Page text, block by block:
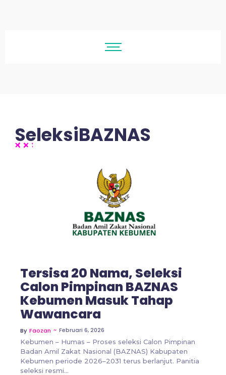
SeleksiBAZNAS
No Comments
Tersisa 20 Nama, Seleksi
Calon Pimpinan BAZNAS
Kebumen Masuk Tahap
Wawancara
By Faozan ~ Februari 6, 2026
Kebumen – Humas – Proses seleksi Calon Pimpinan
Badan Amil Zakat Nasional (BAZNAS) Kabupaten
Kebumen periode 2026–2031 terus berlanjut. Panitia
seleksi resmi...